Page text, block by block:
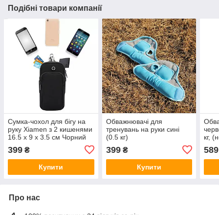
Подібні товари компанії
Сумка-чохол для бігу на
руку Xiamen з 2 кишенями
16.5 х 9 х 3.5 см Чорний
399 ₴
Купити
Обважнювачі для
тренувань на руки сині
(0.5 кг)
399₴
Купити
кг,
589
Про нас